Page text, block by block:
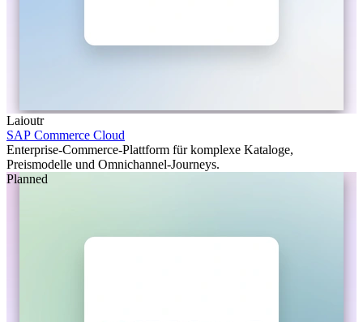
Laioutr
SAP Commerce Cloud
Enterprise-Commerce-Plattform für komplexe Kataloge,
Preismodelle und Omnichannel-Journeys.
Planned